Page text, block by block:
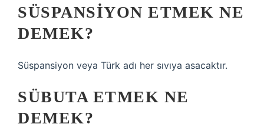
SÜSPANSIYON ETMEK NE
DEMEK?
Süspansiyon veya Türk adı her sıvıya asacaktır.
SÜBUTA ETMEK NE
DEMEK?